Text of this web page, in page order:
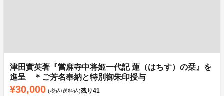
津田實英著『當麻寺中将姫一代記 蓮（はちす）の栞』を
進呈 ＊ご芳名奉納と特別御朱印授与
¥30,000 (税込/送料込)残り41